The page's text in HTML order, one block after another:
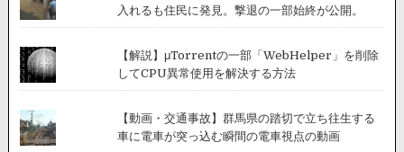
入れるも住民に発見。撃退の一部始終が公開。
【解説】μTorrentの一部「WebHelper」を削除
してCPU異常使用を解決する方法
【動画・交通事故】群馬県の踏切で立ち往生する
車に電車が突っ込む瞬間の電車視点の動画